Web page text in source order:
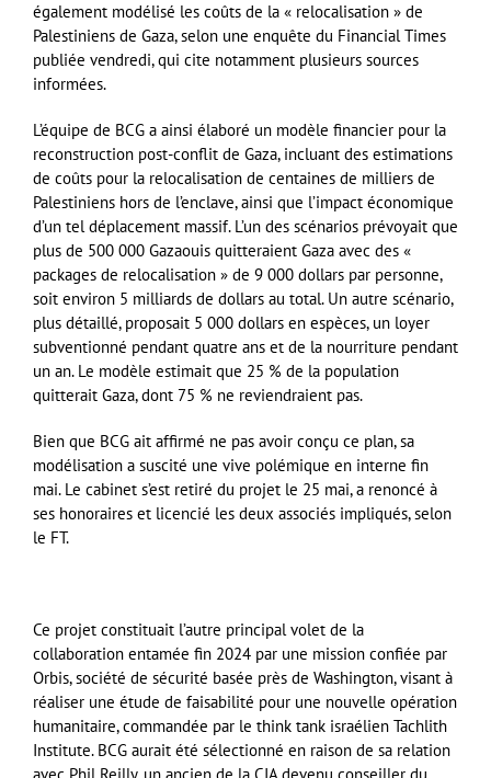
également modélisé les coûts de la « relocalisation » de
Palestiniens de Gaza, selon une enquête du Financial Times
publiée vendredi, qui cite notamment plusieurs sources
informées.
L’équipe de BCG a ainsi élaboré un modèle financier pour la
reconstruction post-conflit de Gaza, incluant des estimations
de coûts pour la relocalisation de centaines de milliers de
Palestiniens hors de l’enclave, ainsi que l’impact économique
d’un tel déplacement massif. L’un des scénarios prévoyait que
plus de 500 000 Gazaouis quitteraient Gaza avec des «
packages de relocalisation » de 9 000 dollars par personne,
soit environ 5 milliards de dollars au total. Un autre scénario,
plus détaillé, proposait 5 000 dollars en espèces, un loyer
subventionné pendant quatre ans et de la nourriture pendant
un an. Le modèle estimait que 25 % de la population
quitterait Gaza, dont 75 % ne reviendraient pas.
Bien que BCG ait affirmé ne pas avoir conçu ce plan, sa
modélisation a suscité une vive polémique en interne fin
mai. Le cabinet s’est retiré du projet le 25 mai, a renoncé à
ses honoraires et licencié les deux associés impliqués, selon
le FT.
Ce projet constituait l’autre principal volet de la
collaboration entamée fin 2024 par une mission confiée par
Orbis, société de sécurité basée près de Washington, visant à
réaliser une étude de faisabilité pour une nouvelle opération
humanitaire, commandée par le think tank israélien Tachlith
Institute. BCG aurait été sélectionné en raison de sa relation